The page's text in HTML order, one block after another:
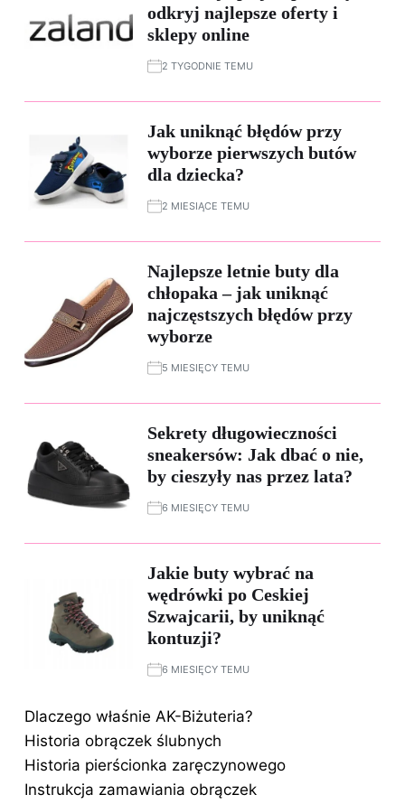
odkryj najlepsze oferty i
sklepy online
2 TYGODNIE TEMU
Jak uniknąć błędów przy
wyborze pierwszych butów
dla dziecka?
2 MIESIĄCE TEMU
Najlepsze letnie buty dla
chłopaka – jak uniknąć
najczęstszych błędów przy
wyborze
5 MIESIĘCY TEMU
Sekrety długowieczności
sneakersów: Jak dbać o nie,
by cieszyły nas przez lata?
6 MIESIĘCY TEMU
Jakie buty wybrać na
wędrówki po Ceskiej
Szwajcarii, by uniknąć
kontuzji?
6 MIESIĘCY TEMU
Dlaczego właśnie AK-Biżuteria?
Historia obrączek ślubnych
Historia pierścionka zaręczynowego
Instrukcja zamawiania obrączek